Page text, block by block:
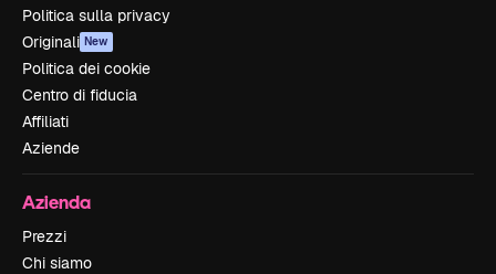
Politica sulla privacy
Originali New
Politica dei cookie
Centro di fiducia
Affiliati
Aziende
Azienda
Prezzi
Chi siamo